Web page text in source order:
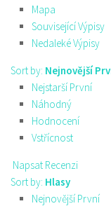
Mapa
Související Výpisy
Nedaleké Výpisy
Sort by: Nejnovější
Nejstarší První
Náhodný
Hodnocení
Vstřícnost
Napsat Recenzi
Sort by: Hlasy
Nejnovější První